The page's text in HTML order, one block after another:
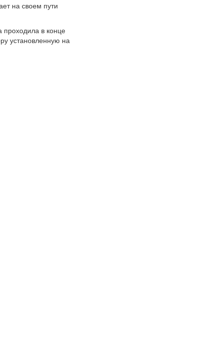
на своем пути
проходила в конце
установленную на